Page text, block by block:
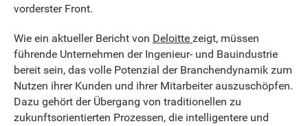
vorderster Front.
Wie ein aktueller Bericht von Deloitte zeigt, müssen
führende Unternehmen der Ingenieur- und Bauindustrie
bereit sein, das volle Potenzial der Branchendynamik zum
Nutzen ihrer Kunden und ihrer Mitarbeiter auszuschöpfen.
Dazu gehört der Übergang von traditionellen zu
zukunftsorientierten Prozessen, die intelligentere und